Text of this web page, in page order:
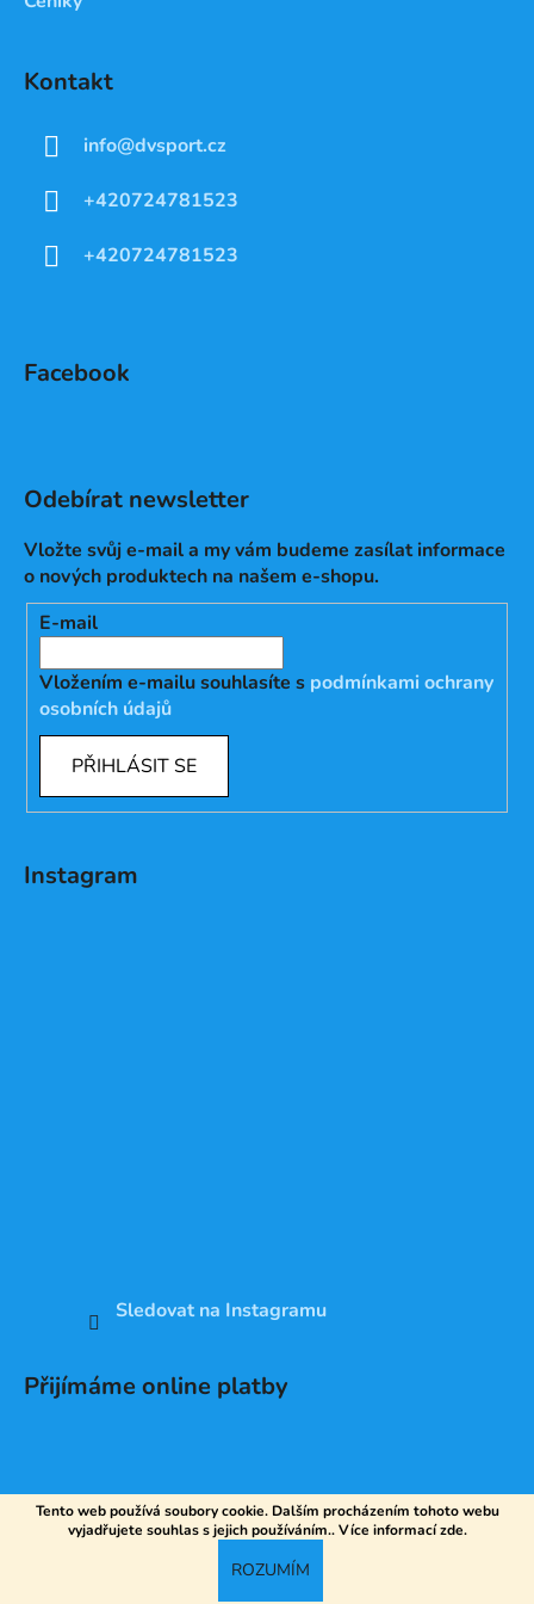
Tento web používá soubory cookie. Dalším procházením tohoto webu
vyjadřujete souhlas s jejich používáním.. Více informacízde.
ROZUMÍM
Kontakt
info@dvsport.cz
+420724781523
+420724781523
Facebook
Odebírat newsletter
Vložte svůj e-mail a my vám budeme zasílat informace
o nových produktech na našem e-shopu.
E-mail
Vložením e-mailu souhlasíte s podmínkami ochrany
osobních údajů
PŘIHLÁSIT SE
Instagram
Sledovat na Instagramu
Přijímáme online platby
Vytvořil Shoptet
DV SPORT. Všechna práva vyhrazena.